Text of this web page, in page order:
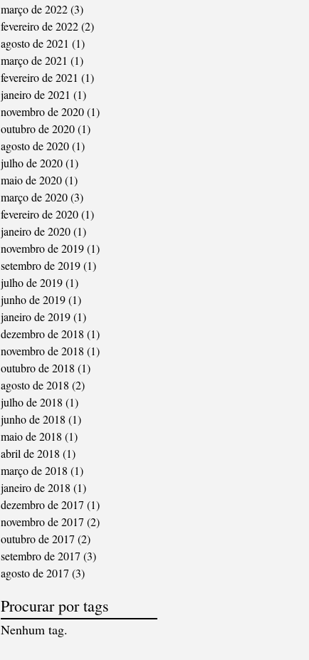
março de 2022(3)
fevereiro de 2022(2)
agosto de 2021 (1)
março de 2021 (1)
fevereiro de 2021 (1)
janeiro de 2021 (1)
novembro de 2020(1)
outubro de 2020(1)
agosto de 2020(1)
julho de 2020(1)
maio de 2020(1)
março de 2020(3)
fevereiro de 2020(1)
janeiro de 2020(1)
novembro de 2019(1)
setembro de 2019(1)
julho de 2019(1)
junho de 2019(1)
janeiro de 2019(1)
dezembro de 2018 (1)
novembro de 2018 (1)
outubro de 2018 (1)
agosto de 2018 (2)
julho de 2018 (1)
junho de 2018 (1)
maio de 2018 (1)
abril de 2018 (1)
março de 2018 (1)
janeiro de 2018 (1)
dezembro de 2017 (1)
novembro de 2017 (2)
outubro de 2017 (2)
setembro de 2017 (3)
agosto de 2017 (3)
Procurar por tags
Nenhum tag.